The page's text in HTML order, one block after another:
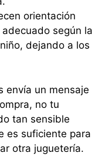
orientación
según la
dejando a los
envía un mensaje
no tu
tan sensible
es suficiente para
otra juguetería.